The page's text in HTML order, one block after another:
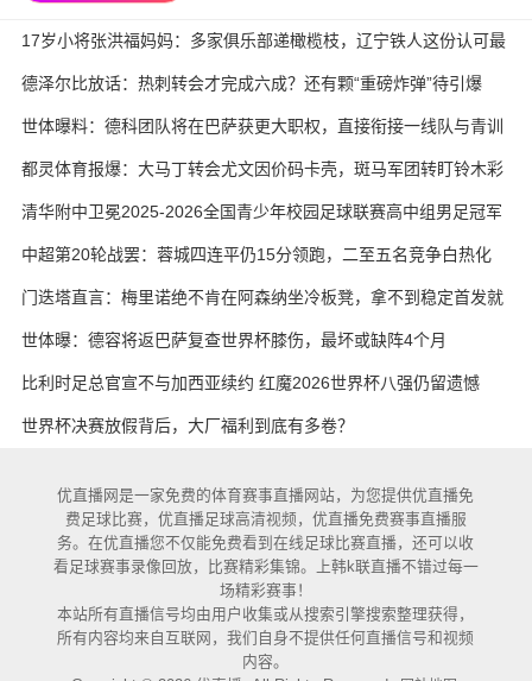
17岁小将张洪福妈妈：多家俱乐部递橄榄枝，辽宁铁人这份认可最
实在
德泽尔比放话：热刺转会才完成六成？还有颗“重磅炸弹”待引爆
世体曝料：德科团队将在巴萨获更大职权，直接衔接一线队与青训
都灵体育报爆：大马丁转会尤文因价码卡壳，斑马军团转盯铃木彩
艳与维卡里奥
清华附中卫冕2025-2026全国青少年校园足球联赛高中组男足冠军
中超第20轮战罢：蓉城四连平仍15分领跑，二至五名竞争白热化
门迭塔直言：梅里诺绝不肯在阿森纳坐冷板凳，拿不到稳定首发就
考虑另寻出路
世体曝：德容将返巴萨复查世界杯膝伤，最坏或缺阵4个月
比利时足总官宣不与加西亚续约 红魔2026世界杯八强仍留遗憾
世界杯决赛放假背后，大厂福利到底有多卷？
优直播网是一家免费的体育赛事直播网站，为您提供优直播免
费足球比赛，优直播足球高清视频，优直播免费赛事直播服
务。在优直播您不仅能免费看到在线足球比赛直播，还可以收
看足球赛事录像回放，比赛精彩集锦。上韩k联直播不错过每一
场精彩赛事！
本站所有直播信号均由用户收集或从搜索引擎搜索整理获得，
所有内容均来自互联网，我们自身不提供任何直播信号和视频
内容。